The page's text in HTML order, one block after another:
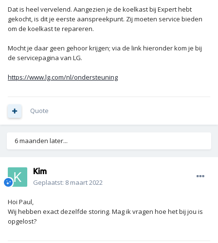
Dat is heel vervelend. Aangezien je de koelkast bij Expert hebt
gekocht, is dit je eerste aanspreekpunt. Zij moeten service bieden
om de koelkast te repareren.
Mocht je daar geen gehoor krijgen; via de link hieronder kom je bij
de servicepagina van LG.
https://www.lg.com/nl/ondersteuning
Quote
6 maanden later...
Kim
Geplaatst: 8 maart 2022
Hoi Paul,
Wij hebben exact dezelfde storing. Mag ik vragen hoe het bij jou is
opgelost?